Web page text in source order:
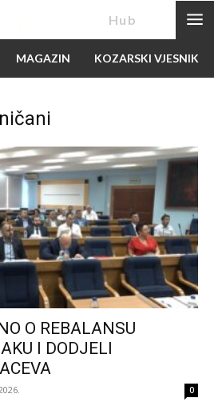
Hub
MAGAZIN KOZARSKI VJESNIK
O REBALANSU
I DODJELI
0